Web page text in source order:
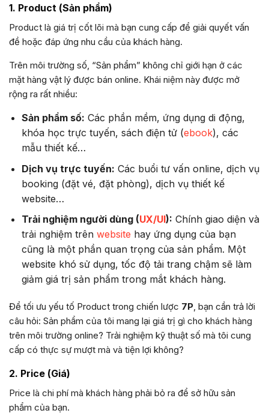
1. Product (Sản phẩm)
Product là giá trị cốt lõi mà bạn cung cấp để giải quyết vấn
đề hoặc đáp ứng nhu cầu của khách hàng.
Trên môi trường số, “Sản phẩm” không chỉ giới hạn ở các
mặt hàng vật lý được bán online. Khái niệm này được mở
rộng ra rất nhiều:
Sản phẩm số: Các phần mềm, ứng dụng di động,
khóa học trực tuyến, sách điện tử (ebook), các
mẫu thiết kế…
Dịch vụ trực tuyến: Các buổi tư vấn online, dịch vụ
booking (đặt vé, đặt phòng), dịch vụ thiết kế
website…
Trải nghiệm người dùng (UX/UI): Chính giao diện và
trải nghiệm trên website hay ứng dụng của bạn
cũng là một phần quan trọng của sản phẩm. Một
website khó sử dụng, tốc độ tải trang chậm sẽ làm
giảm giá trị sản phẩm trong mắt khách hàng.
Để tối ưu yếu tố Product trong chiến lược 7P, bạn cần trả lời
câu hỏi: Sản phẩm của tôi mang lại giá trị gì cho khách hàng
trên môi trường online? Trải nghiệm kỹ thuật số mà tôi cung
cấp có thực sự mượt mà và tiện lợi không?
2. Price (Giá)
Price là chi phí mà khách hàng phải bỏ ra để sở hữu sản
phẩm của bạn.